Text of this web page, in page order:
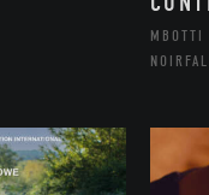
MBOTTI